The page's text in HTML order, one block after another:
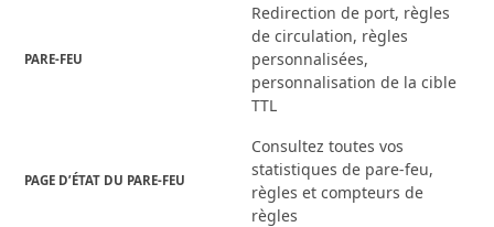
PARE-FEU
Redirection de port, règles
de circulation, règles
personnalisées,
personnalisation de la cible
TTL
PAGE D’ÉTAT DU PARE-FEU
Consultez toutes vos
statistiques de pare-feu,
règles et compteurs de
règles